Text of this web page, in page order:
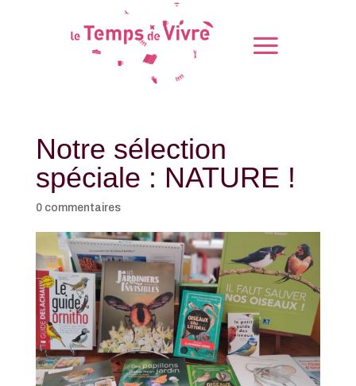
Notre sélection
spéciale : NATURE !
0 commentaires